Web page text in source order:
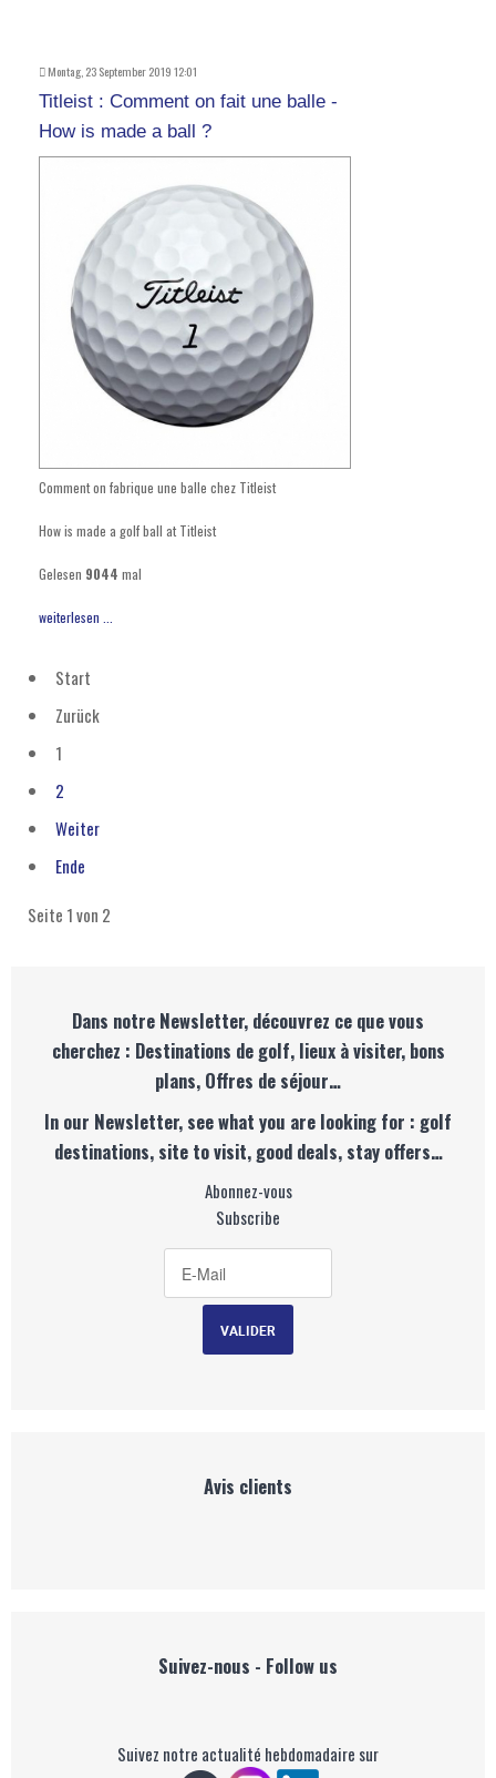
Montag, 23 September 2019 12:01
Titleist : Comment on fait une balle -
How is made a ball ?
Comment on fabrique une balle chez Titleist
How is made a golf ball at Titleist
Gelesen 9044 mal
weiterlesen ...
Start
Zurück
1
2
Weiter
Ende
Seite 1 von 2
Dans notre Newsletter, découvrez ce que vous
cherchez : Destinations de golf, lieux à visiter, bons
plans, Offres de séjour…
In our Newsletter, see what you are looking for : golf
destinations, site to visit, good deals, stay offers…
Abonnez-vous
Subscribe
Avis clients
Suivez-nous - Follow us
Suivez notre actualité hebdomadaire sur